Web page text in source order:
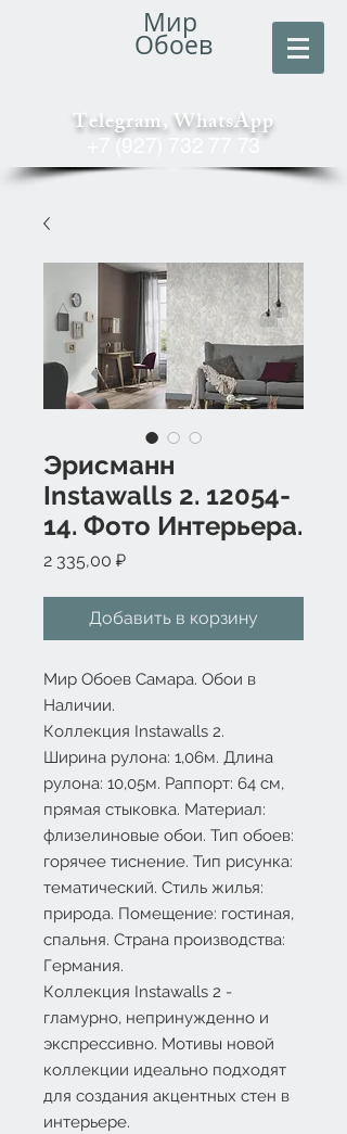
Мир
Обоев
Telegram, WhatsApp
+7 (927) 732 77 73
Эрисманн
Instawalls 2. 12054-
14. Фото Интерьера.
2 335,00 ₽Цена
Добавить в корзину
Мир Обоев Самара. Обои в
Наличии.
Коллекция Instawalls 2.
Ширина рулона: 1,06м. Длина
рулона: 10,05м. Раппорт: 64 см,
прямая стыковка. Материал:
флизелиновые обои. Тип обоев:
горячее тиснение. Тип рисунка:
тематический. Стиль жилья:
природа. Помещение: гостиная,
спальня. Страна производства:
Германия.
Коллекция Instawalls 2 -
гламурно, непринужденно и
экспрессивно. Мотивы новой
коллекции идеально подходят
для создания акцентных стен в
интерьере.